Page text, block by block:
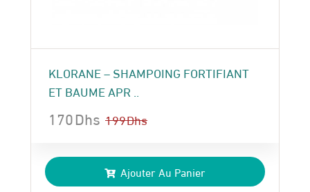
KLORANE – SHAMPOING FORTIFIANT
ET BAUME APR ..
199Dhs
prix
initial
170Dhs
prix
actuel
Ajouter Au Panier